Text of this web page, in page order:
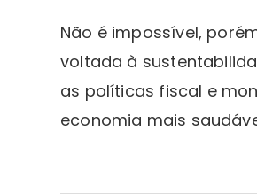
Não é impossível,
voltada à
as políticas fiscal e
economia mais